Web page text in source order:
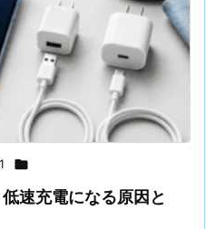

速充電になる原因と